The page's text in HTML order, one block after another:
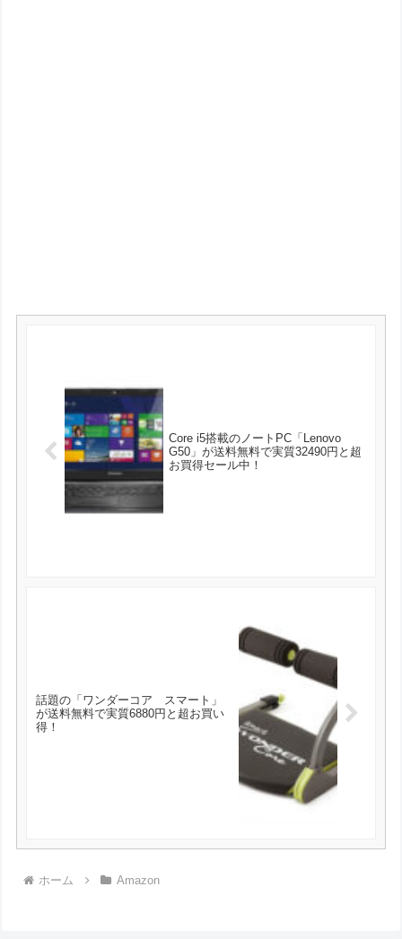
Core i5搭載のノートPC「Lenovo
G50」が送料無料で実質32490円と超
お買得セール中！
話題の「ワンダーコア スマート」
が送料無料で実質6880円と超お買い
得！
ホーム Amazon